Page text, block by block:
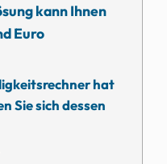
kann Ihnen
Euro
hat
Sie sich dessen